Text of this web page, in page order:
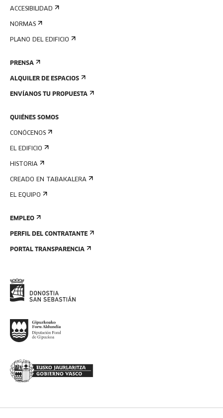
ACCESIBILIDAD
NORMAS
PLANO DEL EDIFICIO
PRENSA
ALQUILER DE ESPACIOS
ENVÍANOS TU PROPUESTA
QUIÉNES SOMOS
CONÓCENOS
EL EDIFICIO
HISTORIA
CREADO EN TABAKALERA
EL EQUIPO
EMPLEO
PERFIL DEL CONTRATANTE
PORTAL TRANSPARENCIA